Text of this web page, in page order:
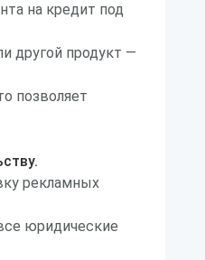
на кредит под
другой продукт —
позволяет
рекламных
юридические